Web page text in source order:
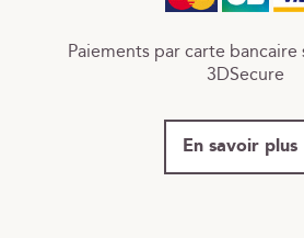
Paiements par carte
3DSecure
En savoir plus